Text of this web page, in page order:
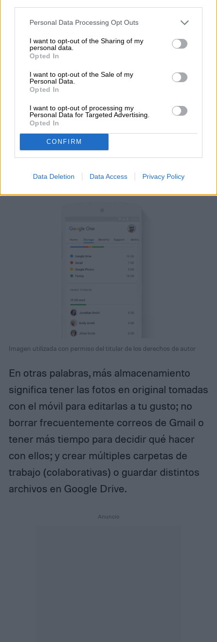
Personal Data Processing Opt Outs
I want to opt-out of the Sharing of my
personal data.
Opted In
I want to opt-out of the Sale of my
Personal Data.
Opted In
I want to opt-out of processing my
Personal Data for Targeted Advertising.
Opted In
CONFIRM
Data Deletion Data Access Privacy Policy
venga de sus dueños. Sin embargo, como
no se puede asegurar que estarán 100 por
ciento blindados contra cualquier riesgo,
desde un accidente que impida acceder a
la información hasta un robo, es necesario
contar con un respaldo.
Google One, al estar basado en la nube, es
ese “disco duro” que respalda desde el
mismosmartphonehasta plataformas tan
Fotos, Drive y Gmail con más espacio.
Imagen utilizada con permiso del titular de los derechos de autor
En otras palabras, más almacenamiento
significa tener las fotos en original tomadas
con el móvil para editarlas a tu gusto; no
borrar frecuentemente correos de Gmail o
tener más tiempo para decidir qué hacer
con ellos; y crear múltiples carpetas de
trabajo (colaborativas) o guardar distintos
archivos en Google Drive.